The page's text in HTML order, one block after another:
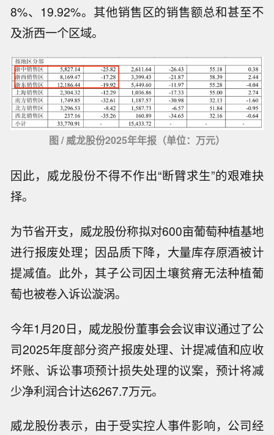
8%、19.92%。其他销售区的销售额总和甚至不
及浙西一个区域。
图 / 威龙股份2025年年报（单位：万元）
因此，威龙股份不得不作出“断臂求生”的艰难抉
择。
为节省开支，威龙股份称拟对600亩葡萄种植基地
进行报废处理；因品质下降，大量库存原酒被计
提减值。此外，其子公司因土壤贫瘠无法种植葡
萄也被卷入诉讼漩涡。
今年1月20日，威龙股份董事会会议审议通过了公
司2025年度部分资产报废处理、计提减值和应收
坏账、诉讼事项预计损失处理的议案，预计将减
少净利润合计达6267.7万元。
威龙股份表示，由于受实控人事件影响，公司经